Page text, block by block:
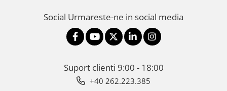
Social Urmareste-ne in social media
Suport clienti 9:00 - 18:00
+40 262.223.385